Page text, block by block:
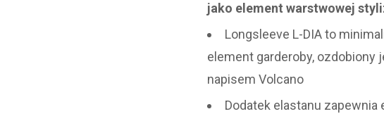
jako element warstwowej
Longsleeve L-DIA to
element garderoby, ozdobiony
napisem Volcano
Dodatek elastanu zapewnia